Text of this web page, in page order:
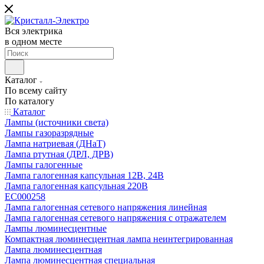
Вся электрика
в одном месте
Каталог
По всему сайту
По каталогу
Каталог
Лампы (источники света)
Лампы газоразрядные
Лампа натриевая (ДНаТ)
Лампа ртутная (ДРЛ, ДРВ)
Лампы галогенные
Лампа галогенная капсульная 12В, 24В
Лампа галогенная капсульная 220В
EC000258
Лампа галогенная сетевого напряжения линейная
Лампа галогенная сетевого напряжения с отражателем
Лампы люминесцентные
Компактная люминесцентная лампа неинтегрированная
Лампа люминесцентная
Лампа люминесцентная специальная